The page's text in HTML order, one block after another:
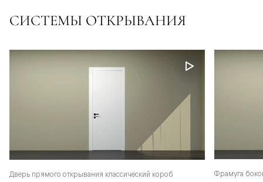
СИСТЕМЫ ОТКРЫВАНИЯ
Дверь прямого открывания классический короб Фрамуга